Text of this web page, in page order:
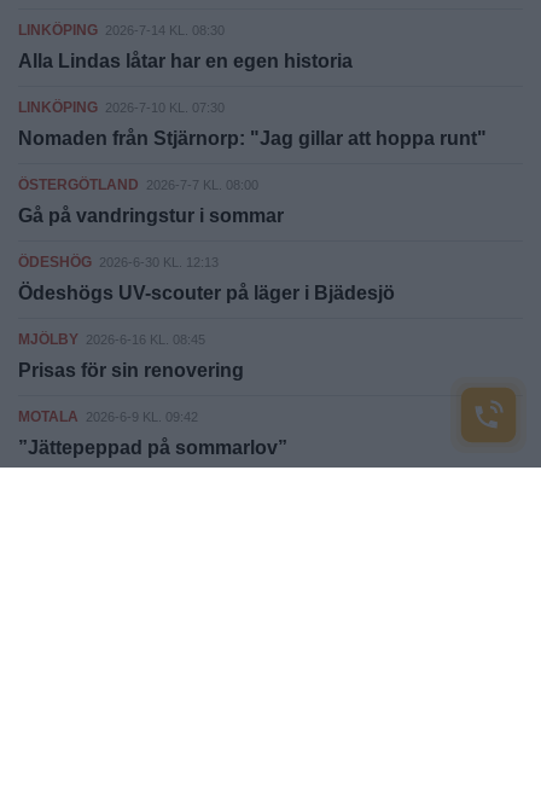
LINKÖPING 2026-7-14 KL. 08:30
Alla Lindas låtar har en egen historia
LINKÖPING 2026-7-10 KL. 07:30
Nomaden från Stjärnorp: "Jag gillar att hoppa runt"
ÖSTERGÖTLAND 2026-7-7 KL. 08:00
Gå på vandringstur i sommar
ÖDESHÖG 2026-6-30 KL. 12:13
Ödeshögs UV-scouter på läger i Bjädesjö
MJÖLBY 2026-6-16 KL. 08:45
Prisas för sin renovering
MOTALA 2026-6-9 KL. 09:42
”Jättepeppad på sommarlov”